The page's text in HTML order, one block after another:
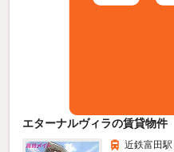
エターナルヴィラの賃貸物件
近鉄富田駅